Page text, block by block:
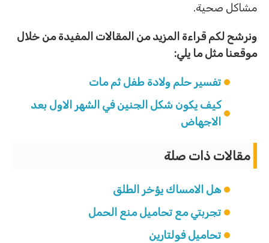
مشاكل صحية.
ونرشح لكم قراءة المزيد من المقالات المفيدة من خلال
موقعنا مثل ما يلي:
تفسير حلم ولادة طفل ثم مات
كيف يكون شكل الجنين في الشهر الاول بعد
الاجهاض
مقالات ذات صلة
هل الامساك يؤخر الطلق
تجربتي مع تحاميل منع الحمل
تحاميل فولتارين